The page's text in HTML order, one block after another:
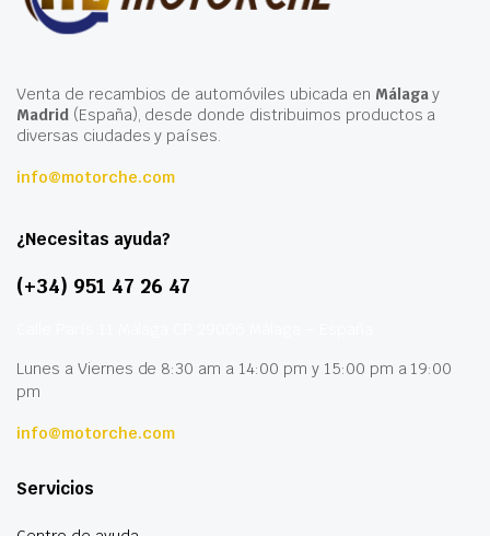
Venta de recambios de automóviles ubicada en Málagay
Madrid(España), desde donde distribuimos productos a
diversas ciudades y países.
info@motorche.com
¿Necesitas ayuda?
(+34) 951 47 26 47
Lunes a Viernes de 8:30 am a 14:00 pm y 15:00 pm a 19:00
pm
info@motorche.com
Servicios